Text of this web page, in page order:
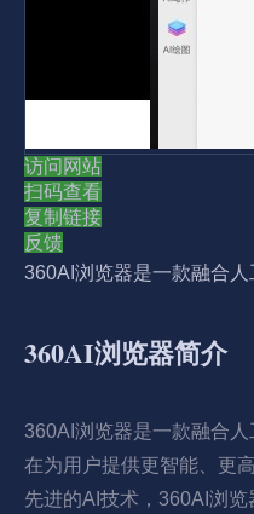
访问网站
扫码查看
复制链接
反馈
360AI浏览器是一款融合人
360AI浏览器简介
360AI浏览器是一款融合
在为用户提供更智能、更
先进的AI技术，360AI浏